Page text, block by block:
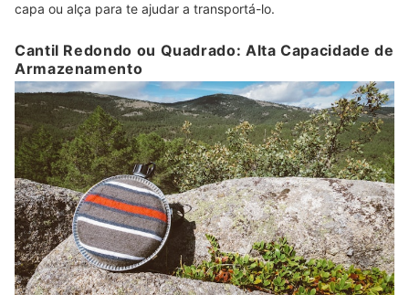
capa ou alça para te ajudar a transportá-lo.
Cantil Redondo ou Quadrado: Alta Capacidade de
Armazenamento